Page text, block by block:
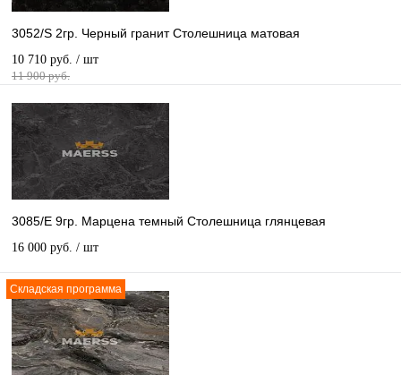
3052/S 2гр. Черный гранит Столешница матовая
10 710 руб. / шт
11 900 руб.
3085/E 9гр. Марцена темный Столешница глянцевая
16 000 руб. / шт
Складская программа